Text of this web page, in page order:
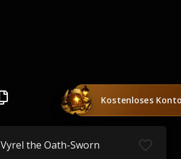
Kostenloses
Vyrel the Oath-Sworn